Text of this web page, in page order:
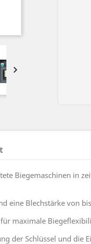

Biegemaschinen in
eine Blechstärke von
maximale
der Schlüssel und die